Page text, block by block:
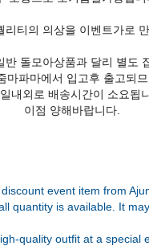
리티의 의상을 이벤트가로
반 돌모아상품과 달리 별도
마파마에서 입고후 출고되
내외로 배송시간이 소요됩
이점 양해바랍니다.
event item from
quantity is available. It
quality outfit at a special